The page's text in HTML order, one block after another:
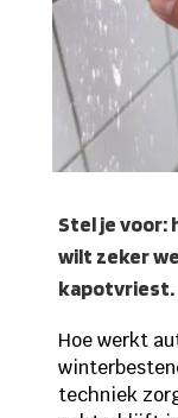
Stel je voor:
wilt zeker
kapotvriest.
Hoe werkt
techniek